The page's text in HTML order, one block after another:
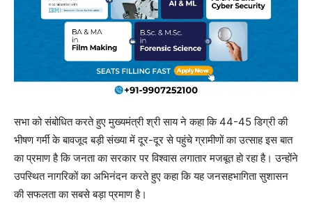
सभा को संबोधित करते हुए मुख्यमंत्री श्री साय ने कहा कि 44-45 डिग्री की
भीषण गर्मी के बावजूद बड़ी संख्या में दूर-दूर से पहुंचे ग्रामीणों का उत्साह इस बात
का प्रमाण है कि जनता का सरकार पर विश्वास लगातार मजबूत हो रहा है। उन्होंने
उपस्थित नागरिकों का अभिनंदन करते हुए कहा कि यह जनसहभागिता सुशासन
की सफलता का सबसे बड़ा प्रमाण है।